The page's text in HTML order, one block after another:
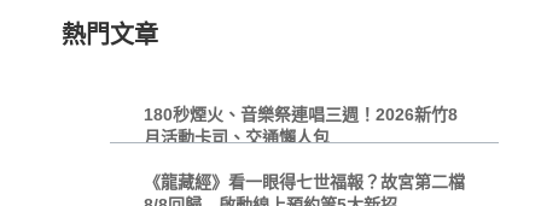
熱門文章
180秒煙火、音樂祭連唱三週！2026新竹8
月活動卡司、交通懶人包
《龍藏經》看一眼得七世福報？故宮第二檔